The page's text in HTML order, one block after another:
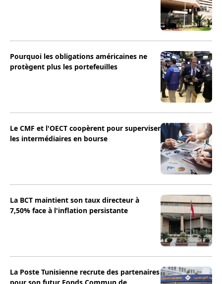
Pourquoi les obligations américaines ne
protègent plus les portefeuilles
Le CMF et l'OECT coopèrent pour superviser
les intermédiaires en bourse
La BCT maintient son taux directeur à
7,50% face à l'inflation persistante
La Poste Tunisienne recrute des partenaires